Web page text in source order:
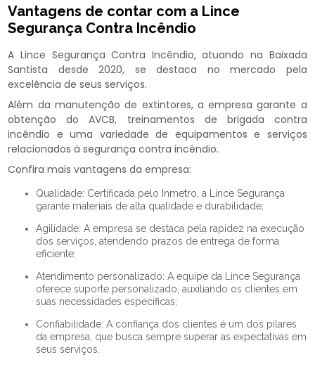
Vantagens de contar com a Lince
Segurança Contra Incêndio
A Lince Segurança Contra Incêndio, atuando na Baixada
Santista desde 2020, se destaca no mercado pela
excelência de seus serviços.
Além da manutenção de extintores, a empresa garante a
obtenção do AVCB, treinamentos de brigada contra
incêndio e uma variedade de equipamentos e serviços
relacionados à segurança contra incêndio.
Confira mais vantagens da empresa:
Qualidade: Certificada pelo Inmetro, a Lince Segurança
garante materiais de alta qualidade e durabilidade;
Agilidade: A empresa se destaca pela rapidez na execução
dos serviços, atendendo prazos de entrega de forma
eficiente;
Atendimento personalizado: A equipe da Lince Segurança
oferece suporte personalizado, auxiliando os clientes em
suas necessidades específicas;
Confiabilidade: A confiança dos clientes é um dos pilares
da empresa, que busca sempre superar as expectativas em
seus serviços.